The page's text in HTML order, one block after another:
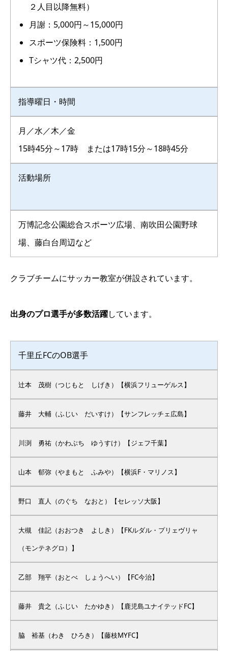
２人目以降無料）
月謝：5,000円～15,000円
スポーツ保険料：1,500円
Tシャツ代：2,500円
指導曜日・時間
月／水／木／金
15時45分～17時 または17時15分～18時45分
活動場所
万博記念公園総合スポーツ広場、南吹田公園野球
場、藤白台周辺など
クラブチームにサッカー教室が併設されています。
出身のプロ選手が多数活躍しています。
千里丘FCのOB選手
辻本 茂樹（つじもと しげき）【横浜フリューゲルス】
藤井 大輔（ふじい だいすけ）【サンフレッチェ広島】
川渕 勇祐（かわぶち ゆうすけ）【ジェフ千葉】
山本 郁弥（やまもと ふみや）【横浜F・マリノス】
野口 直人（のぐち なおと）【セレッソ大阪】
大槻 佳記（おおつき よしき）【FKルダル・プリェヴリャ
（モンテネグロ）】
乙部 翔平（おとべ しょうへい）【FC今治】
藤井 貴之（ふじい たかゆき）【鹿児島ユナイテッドFC】
脇 裕基（わき ひろき）【藤枝MYFC】